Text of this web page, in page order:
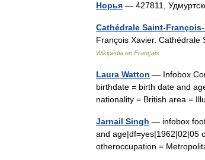
Норья — 427811,
Cathédrale Saint-
François Xavier.
Wikipédia en Français
Laura Watton — Infobox
birthdate = birth date and
nationality = British area =
Jarnail Singh — infobox
and age|df=yes|1962|02|05
otheroccupation =